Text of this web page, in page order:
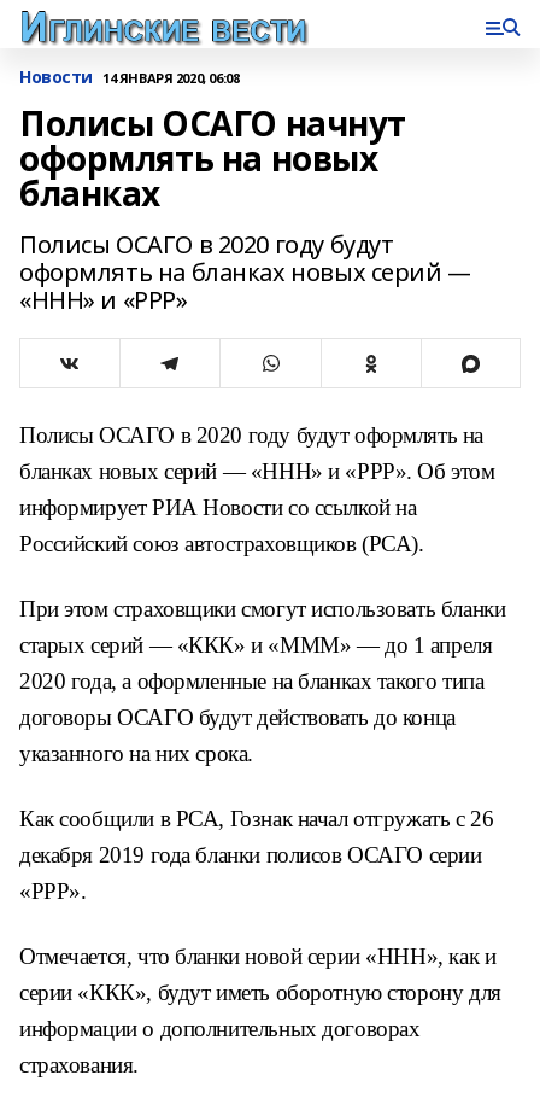
Новости 14 ЯНВАРЯ 2020, 06:08
Полисы ОСАГО начнут
оформлять на новых
бланках
Полисы ОСАГО в 2020 году будут
оформлять на бланках новых серий —
«ННН» и «РРР»
Полисы ОСАГО в 2020 году будут оформлять на
бланках новых серий — «ННН» и «РРР». Об этом
информирует РИА Новости со ссылкой на
Российский союз автостраховщиков (РСА).
При этом страховщики смогут использовать бланки
старых серий — «ККК» и «МММ» — до 1 апреля
2020 года, а оформленные на бланках такого типа
договоры ОСАГО будут действовать до конца
указанного на них срока.
Как сообщили в РСА, Гознак начал отгружать с 26
декабря 2019 года бланки полисов ОСАГО серии
«РРР».
Отмечается, что бланки новой серии «ННН», как и
серии «ККК», будут иметь оборотную сторону для
информации о дополнительных договорах
страхования.